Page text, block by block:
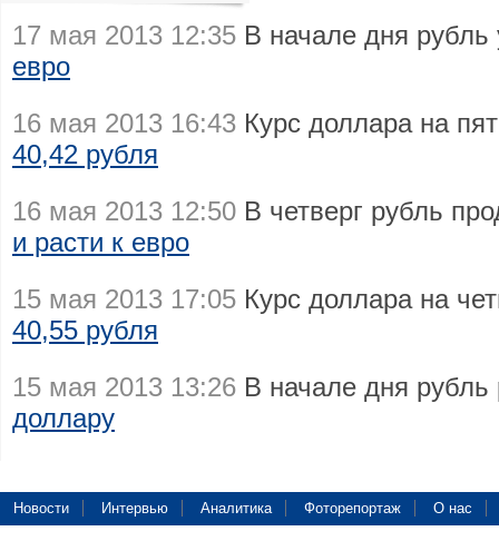
17 мая 2013 12:35 В начале дня
евро
16 мая 2013 16:43 Курс доллара на
40,42 рубля
16 мая 2013 12:50 В четверг рубль
и расти к евро
15 мая 2013 17:05 Курс доллара на
40,55 рубля
15 мая 2013 13:26 В начале дня рубль
доллару
Новости Интервью Аналитика Фоторепортаж О нас